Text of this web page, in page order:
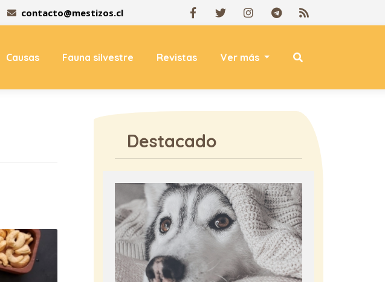
contacto@mestizos.cl
Causas Fauna silvestre Revistas Ver más
Destacado